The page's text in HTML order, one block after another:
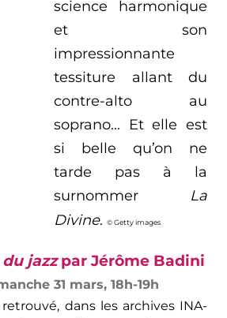
science harmonique
et son
impressionnante
tessiture allant du
contre-alto au
soprano... Et elle est
si belle qu’on ne
tarde pas à la
surnommer La
Divine. © Getty images
jazzpar Jérôme Badini
31 mars, 18h-19h
dans les archives INA-